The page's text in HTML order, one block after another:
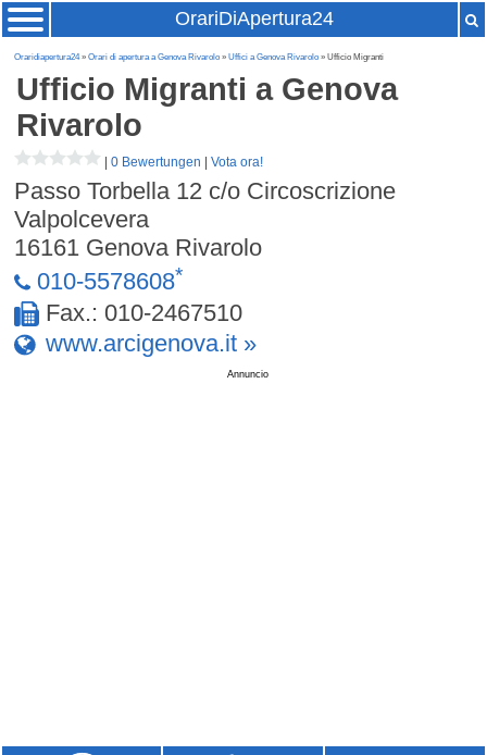
OrariDiApertura24
Oraridiapertura24»Orari di apertura a Genova Rivarolo »Uffici a Genova Rivarolo » Ufficio Migranti
Ufficio Migranti a Genova
Rivarolo
|0 Bewertungen |Vota ora!
Passo Torbella 12 c/o Circoscrizione
Valpolcevera
16161 Genova Rivarolo
010-5578608*
Fax.: 010-2467510
www.arcigenova.it »
Annuncio